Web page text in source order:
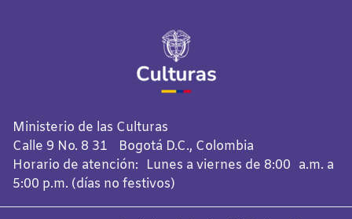
Ministerio de las Culturas
Calle 9 No. 8 31 Bogotá D.C., Colombia
Horario de atención: Lunes a viernes de 8:00 a.m. a
5:00 p.m. (días no festivos)